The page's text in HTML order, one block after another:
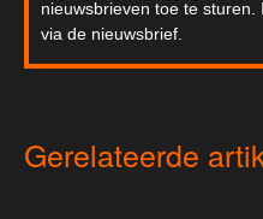
nieuwsbrieven toe te
via de nieuwsbrief.
Gerelateerde